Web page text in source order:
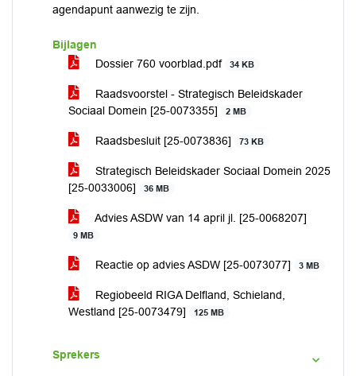
agendapunt aanwezig te zijn.
Bijlagen
Dossier 760 voorblad.pdf
34 KB
Raadsvoorstel - Strategisch Beleidskader
Sociaal Domein [25-0073355]
2 MB
Raadsbesluit [25-0073836] 73 KB
Strategisch Beleidskader Sociaal Domein 2025
[25-0033006]
36 MB
Advies ASDW van 14 april jl. [25-0068207]
9 MB
Reactie op advies ASDW [25-0073077] 3 MB
Regiobeeld RIGA Delfland, Schieland,
Westland [25-0073479]
125 MB
Sprekers